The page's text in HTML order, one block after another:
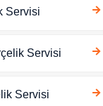
Servisi
Servisi
Servisi